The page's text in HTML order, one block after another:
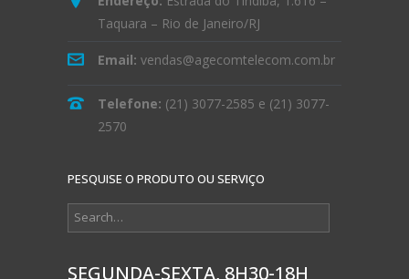
Taquara – Rio de Janeiro/RJ
Email: vendas@agecomtelecom.com.br
Telefone: (21) 3077-2585 e (21) 3077-
2570
PESQUISE O PRODUTO OU SERVIÇO
SEGUNDA-SEXTA, 8H30-18H